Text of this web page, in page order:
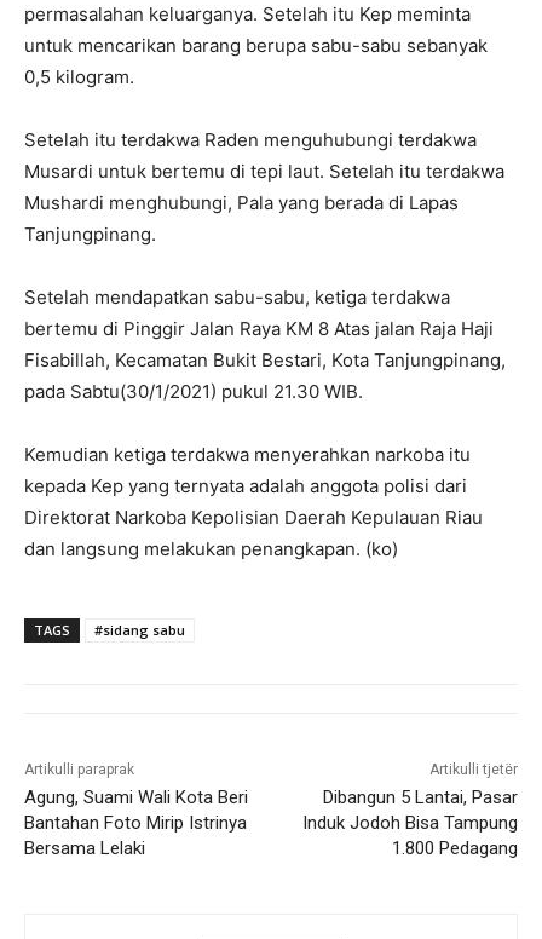
permasalahan keluarganya. Setelah itu Kep meminta
untuk mencarikan barang berupa sabu-sabu sebanyak
0,5 kilogram.
Setelah itu terdakwa Raden menguhubungi terdakwa
Musardi untuk bertemu di tepi laut. Setelah itu terdakwa
Mushardi menghubungi, Pala yang berada di Lapas
Tanjungpinang.
Setelah mendapatkan sabu-sabu, ketiga terdakwa
bertemu di Pinggir Jalan Raya KM 8 Atas jalan Raja Haji
Fisabillah, Kecamatan Bukit Bestari, Kota Tanjungpinang,
pada Sabtu(30/1/2021) pukul 21.30 WIB.
Kemudian ketiga terdakwa menyerahkan narkoba itu
kepada Kep yang ternyata adalah anggota polisi dari
Direktorat Narkoba Kepolisian Daerah Kepulauan Riau
dan langsung melakukan penangkapan. (ko)
TAGS #sidang sabu
Artikulli paraprak
Agung, Suami Wali Kota Beri
Bantahan Foto Mirip Istrinya
Bersama Lelaki
Artikulli tjetër
Dibangun 5 Lantai, Pasar
Induk Jodoh Bisa Tampung
1.800 Pedagang